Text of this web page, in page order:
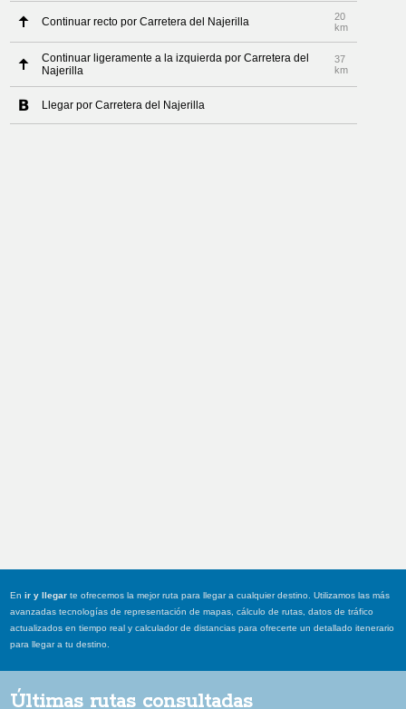
Continuar recto por Carretera del Najerilla
20
km
Continuar ligeramente a la izquierda por Carretera del
Najerilla
37
km
Llegar por Carretera del Najerilla
Enir y llegar te ofrecemos la mejor ruta para llegar a cualquier destino. Utilizamos las más
avanzadas tecnologías de representación de mapas, cálculo de rutas, datos de tráfico
actualizados en tiempo real y calculador de distancias para ofrecerte un detallado itenerario
para llegar a tu destino.
Últimas rutas consultadas